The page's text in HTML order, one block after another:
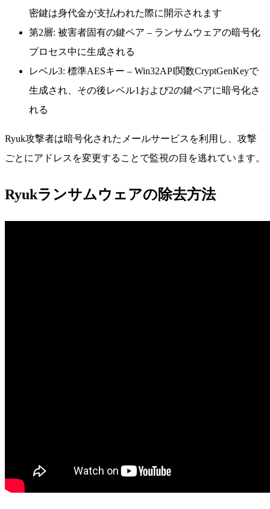
密鍵は身代金が支払われた際に開示されます
第2層: 被害者固有の鍵ペア – ランサムウェアの暗号化
プロセス中に生成される
レベル3: 標準AESキー – Win32API関数CryptGenKeyで
生成され、その後レベル1および2の鍵ペアに暗号化さ
れる
Ryuk攻撃者は暗号化されたメールサービスを利用し、攻撃
ごとにアドレスを変更することで監視の目を逃れています。
Ryukランサムウェアの除去方法